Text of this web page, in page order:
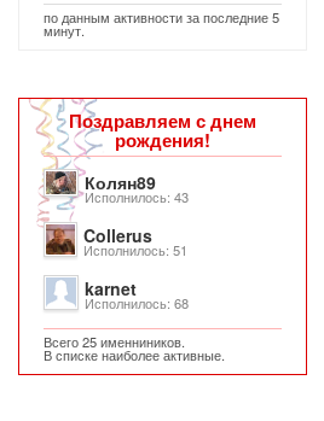
по данным активности за последние 5
минут.
Поздравляем с днем
рождения!
Колян89
Исполнилось: 43
Collerus
Исполнилось: 51
karnet
Исполнилось: 68
Всего 25 именниников.
В списке наиболее активные.